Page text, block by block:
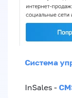
Система
InSales -